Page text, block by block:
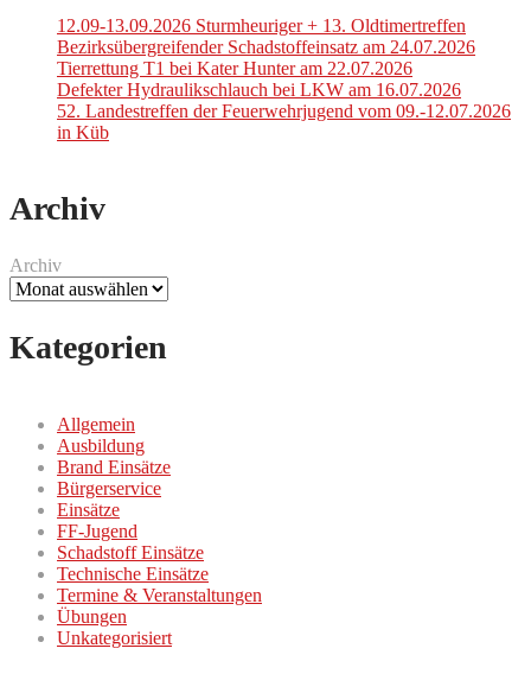
12.09-13.09.2026 Sturmheuriger + 13. Oldtimertreffen
Bezirksübergreifender Schadstoffeinsatz am 24.07.2026
Tierrettung T1 bei Kater Hunter am 22.07.2026
Defekter Hydraulikschlauch bei LKW am 16.07.2026
52. Landestreffen der Feuerwehrjugend vom 09.-12.07.2026
in Küb
Archiv
Archiv
Kategorien
Allgemein
Ausbildung
Brand Einsätze
Bürgerservice
Einsätze
FF-Jugend
Schadstoff Einsätze
Technische Einsätze
Termine & Veranstaltungen
Übungen
Unkategorisiert